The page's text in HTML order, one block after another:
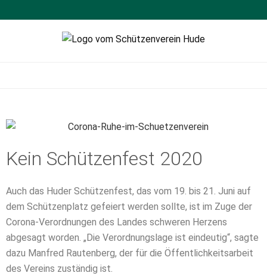
Kein Schützenfest 2020
Auch das Huder Schützenfest, das vom 19. bis 21. Juni auf
dem Schützenplatz gefeiert werden sollte, ist im Zuge der
Corona-Verordnungen des Landes schweren Herzens
abgesagt worden. „Die Verordnungslage ist eindeutig“, sagte
dazu Manfred Rautenberg, der für die Öffentlichkeitsarbeit
des Vereins zuständig ist.